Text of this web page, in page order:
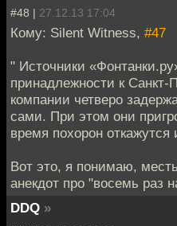
#48 | 27.12.13 17:04
Кому: Silent Witness, #47
" Источники
принадлежности к Санкт-
компании четверо
сами. При этом они
время похорон откажутся
Вот это, я понимаю,
анекдот про "восемь раз
DDQ »